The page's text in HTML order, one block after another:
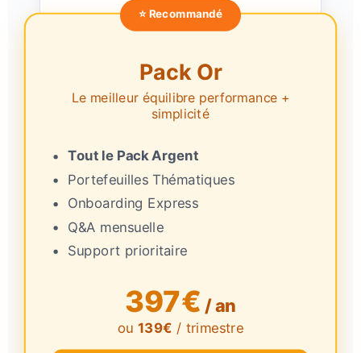
⭐ Recommandé
Pack Or
Le meilleur équilibre performance +
simplicité
Tout le Pack Argent
Portefeuilles Thématiques
Onboarding Express
Q&A mensuelle
Support prioritaire
397€ / an
ou 139€ / trimestre